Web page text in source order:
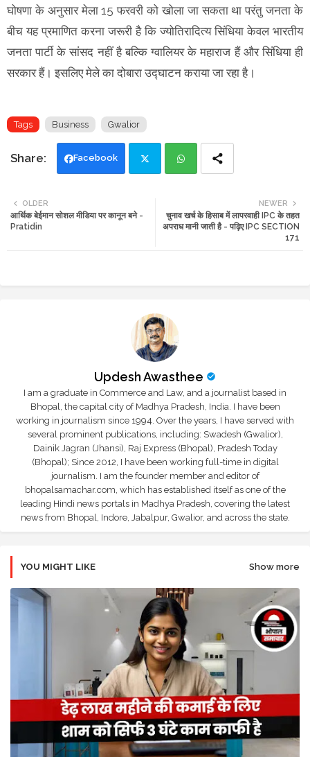
घोषणा के अनुसार मेला 15 फरवरी को खोला जा सकता था परंतु जनता के
बीच यह प्रमाणित करना जरूरी है कि ज्योतिरादित्य सिंधिया केवल भारतीय
जनता पार्टी के सांसद नहीं है बल्कि ग्वालियर के महाराज हैं और सिंधिया ही
सरकार हैं। इसलिए मेले का दोबारा उद्घाटन कराया जा रहा है।
Tags Business Gwalior
Facebook
tte ats
NEWER
चुनाव खर्च के हिसाब में लापरवाही IPC के तहत
अपराध मानी जाती है - पढ़िए IPC SECTION
171
OLDER
आर्थिक बेईमान सोशल मीडिया पर कानून बने -
Pratidin
Updesh Awasthee
I am a graduate in Commerce and Law, and a journalist based in
Bhopal, the capital city of Madhya Pradesh, India. I have been
working in journalism since 1994. Over the years, I have served with
several prominent publications, including: Swadesh (Gwalior),
Dainik Jagran (Jhansi), Raj Express (Bhopal), Pradesh Today
(Bhopal); Since 2012, I have been working full-time in digital
journalism. I am the founder member and editor of
bhopalsamachar.com, which has established itself as one of the
leading Hindi news portals in Madhya Pradesh, covering the latest
news from Bhopal, Indore, Jabalpur, Gwalior, and across the state.
YOU MIGHT LIKE Show more